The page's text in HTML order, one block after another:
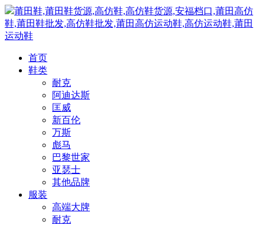
莆田鞋,莆田鞋货源,高仿鞋,高仿鞋货源,安福档口,莆田高仿
鞋,莆田鞋批发,高仿鞋批发,莆田高仿运动鞋,高仿运动鞋,莆田
运动鞋
首页
鞋类
耐克
阿迪达斯
匡威
新百伦
万斯
彪马
巴黎世家
亚瑟士
其他品牌
服装
高端大牌
耐克